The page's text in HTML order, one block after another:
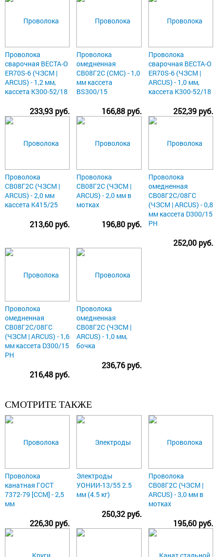
Проволока
сварочная ВЕСТА-О
ER70S-6 (ЧЗСМ |
ARCUS) - 1,2 мм,
кассета К300-52/18
233,93 руб.
Проволока
омедненная
СВ08Г2С (СМС) - 1,0
мм кассета
BS300/15
166,88 руб.
Проволока
сварочная ВЕСТА-О
ER70S-6 (ЧЗСМ |
ARCUS) - 1,0 мм,
кассета К300-52/18
252,39 руб.
Проволока
СВ08Г2С (ЧЗСМ |
ARCUS) - 2,0 мм
кассета К415/25
213,60 руб.
Проволока
СВ08Г2С (ЧЗСМ |
ARCUS) - 2,0 мм в
мотках
196,80 руб.
Проволока
омедненная
СВ08Г2С/08ГС
(ЧЗСМ | ARCUS) - 0,8
мм кассета D300/15
РН
252,00 руб.
Проволока
омедненная
СВ08Г2С/08ГС
(ЧЗСМ | ARCUS) - 1,6
мм кассета D300/15
РН
216,48 руб.
Проволока
омедненная
СВ08Г2С (ЧЗСМ |
ARCUS) - 1,0 мм,
бочка
236,76 руб.
СМОТРИТЕ ТАКЖЕ
Проволока
канатная ГОСТ
7372-79 [ССМ] - 2,5
мм
226,30 руб.
Электроды
УОНИИ-13/55 2.5
мм (4.5 кг)
250,32 руб.
Проволока
СВ08Г2С (ЧЗСМ |
ARCUS) - 3,0 мм в
мотках
195,60 руб.